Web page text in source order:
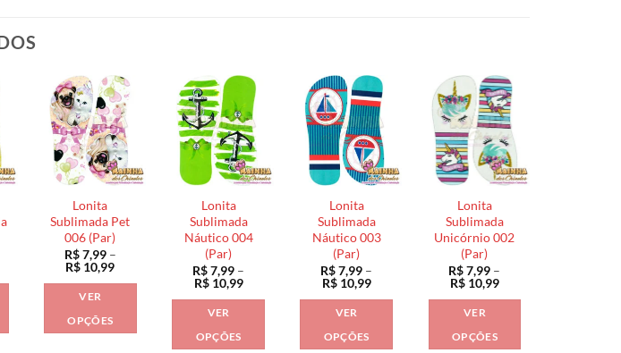
Lonita
Sublimada Pet
006 (Par)
R$7,99 –
R$ 10,99Faixa
VER
OPÇÕES
Lonita
Sublimada
Náutico 004
(Par)
R$7,99 –
R$10,99Faixa
VER
OPÇÕES
Lonita
Sublimada
Náutico 003
(Par)
R$7,99 –
R$10,99Faixa
VER
OPÇÕES
Lonita
Sublimada
Unicórnio 002
(Par)
R$7,99 –
R$10,99Faixa
VER
OPÇÕES